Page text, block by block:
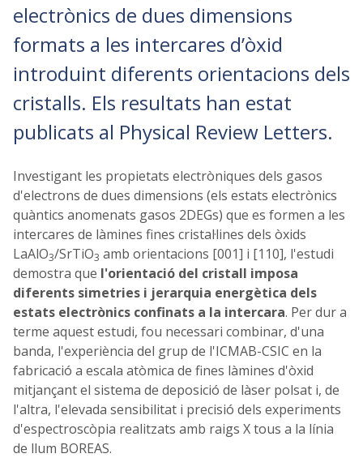
electrònics de dues dimensions
formats a les intercares d’òxid
introduint diferents orientacions dels
cristalls. Els resultats han estat
publicats al Physical Review Letters.
Investigant les propietats electròniques dels gasos
d'electrons de dues dimensions (els estats electrònics
quàntics anomenats gasos 2DEGs) que es formen a les
intercares de làmines fines cristal·lines dels òxids
LaAlO3/SrTiO3 amb orientacions [001] i [110], l'estudi
demostra que l'orientació del cristall imposa
diferents simetries i jerarquia energètica dels
estats electrònics confinats a la intercara. Per dur a
terme aquest estudi, fou necessari combinar, d'una
banda, l'experiència del grup de l'ICMAB-CSIC en la
fabricació a escala atòmica de fines làmines d'òxid
mitjançant el sistema de deposició de làser polsat i, de
l'altra, l'elevada sensibilitat i precisió dels experiments
d'espectroscòpia realitzats amb raigs X tous a la línia
de llum BOREAS.